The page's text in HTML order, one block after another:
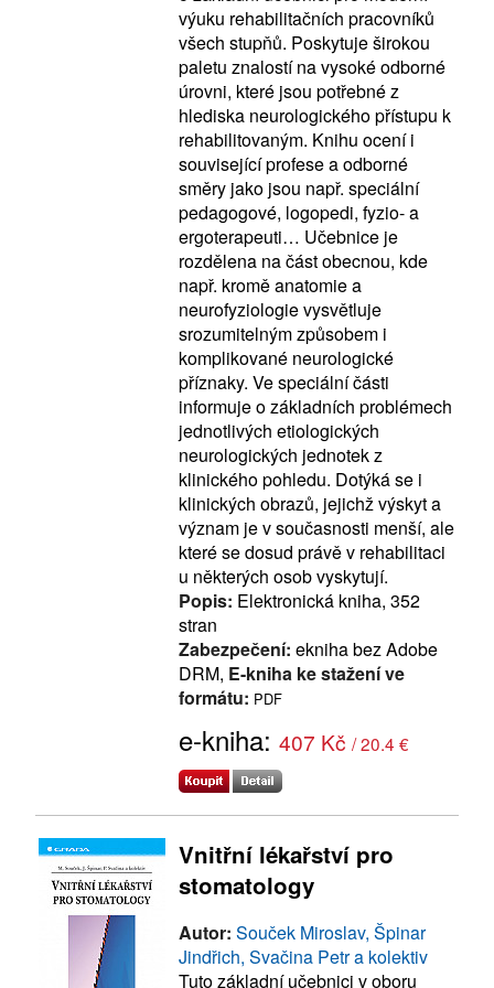
výuku rehabilitačních pracovníků
všech stupňů. Poskytuje širokou
paletu znalostí na vysoké odborné
úrovni, které jsou potřebné z
hlediska neurologického přístupu k
rehabilitovaným. Knihu ocení i
související profese a odborné
směry jako jsou např. speciální
pedagogové, logopedi, fyzio- a
ergoterapeuti… Učebnice je
rozdělena na část obecnou, kde
např. kromě anatomie a
neurofyziologie vysvětluje
srozumitelným způsobem i
komplikované neurologické
příznaky. Ve speciální části
informuje o základních problémech
jednotlivých etiologických
neurologických jednotek z
klinického pohledu. Dotýká se i
klinických obrazů, jejichž výskyt a
význam je v současnosti menší, ale
které se dosud právě v rehabilitaci
u některých osob vyskytují.
Popis: Elektronická kniha, 352
stran
Zabezpečení: ekniha bez Adobe
DRM, E-kniha ke stažení ve
formátu: PDF
e-kniha: 407 Kč / 20.4 €
Vnitřní lékařství pro
stomatology
Autor: Souček Miroslav, Špinar
Jindřich, Svačina Petr a kolektiv
Tuto základní učebnici v oboru